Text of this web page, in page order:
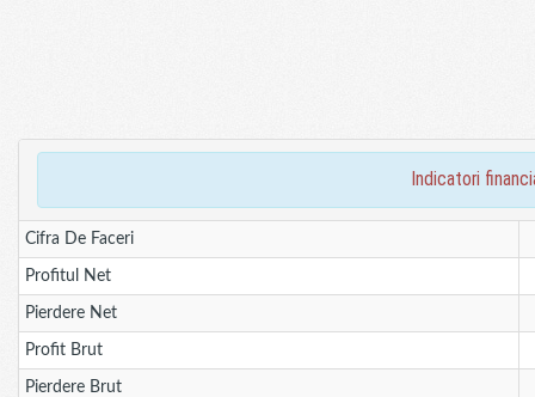
indicatori
Cifra De Faceri
Profitul Net
Pierdere Net
Profit Brut
Pierdere Brut